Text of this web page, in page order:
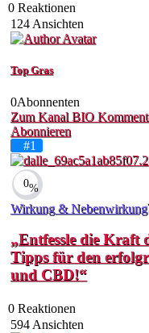
0 Reaktionen
124 Ansichten
Top Gras
0Abonnenten
Zum Kanal BIO
Abonnieren
#1
0%
Wirkung & Nebenwirkung
„Entfessle die Kraft
Tipps für den
und CBD!“
0 Reaktionen
594 Ansichten